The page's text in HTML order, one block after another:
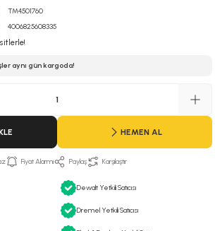
TM4501760
4006825608335
aynı gün kargoda!
HEMEN AL
Fiyat Alarmı Paylaş Karşılaştır
Dewalt Yetkili Satıcısı
Dremel Yetkili Satıcısı